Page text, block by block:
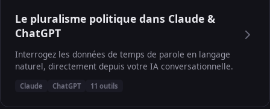
Le pluralisme politique dans Claude &
ChatGPT
Interrogez les données de temps de parole en langage
naturel, directement depuis votre IA conversationnelle.
Claude ChatGPT 11 outils